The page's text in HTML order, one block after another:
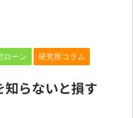
ローン 研究所コラム
らないと損す